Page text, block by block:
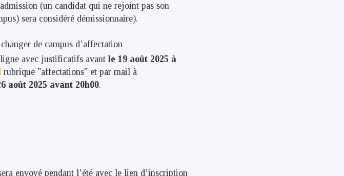
(un candidat qui ne rejoint pas son
sera considéré démissionnaire).
de campus d’affectation
avec justificatifs avant le 19 août 2025 à
rubrique "affectations" et par mail à
août 2025 avant 20h00.
envoyé pendant l’été avec le lien d’inscription